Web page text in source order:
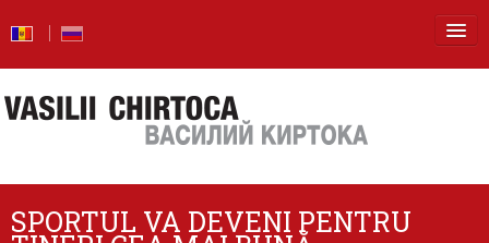
Știri
Blog
Foto
SPORTUL VA DEVENI PENTRU